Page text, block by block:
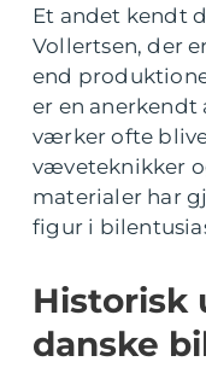
Et andet kendt
Vollertsen, der
end
er en
værker ofte
væveteknikker
materialer har
figur i
Historisk
danske